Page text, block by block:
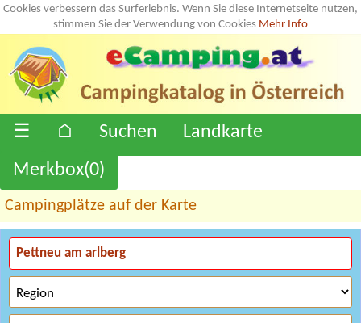
Cookies verbessern das Surferlebnis. Wenn Sie diese Internetseite nutzen,
stimmen Sie der Verwendung von Cookies Mehr Info
☰ ⌂ Suchen
Landkarte
Merkbox(0)
Campingplätze auf der Karte